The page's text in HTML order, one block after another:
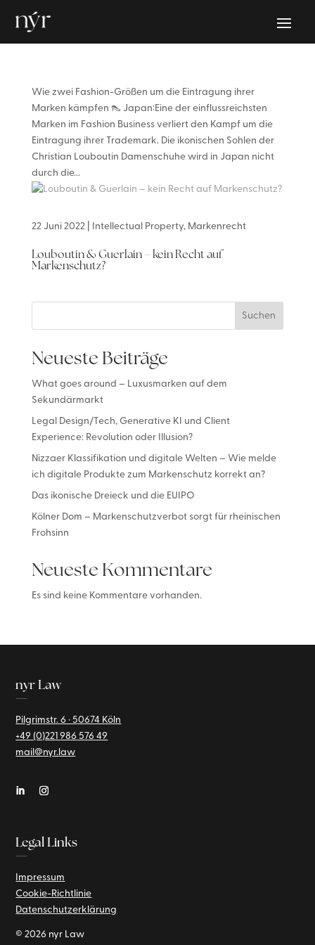
Louboutin & Guerlain – kein Recht auf
Markenschutz?
22 Juni 2022| Intellectual Property, Markenrecht
Wie zwei Fashion-Größen um die Eintragung ihrer
Marken kämpfen 👠 Japan:Eine der einflussreichsten
Marken im Fashion Business verliert den Kampf um die
Eintragung ihrer Trademark. Die ikonischen Sohlen der
Christian Louboutin Damenschuhe wird in Japan nicht
durch die...
Suchen
Neueste Beiträge
What goes around – Luxusmarken auf dem
Sekundärmarkt
Legal Design/Tech, Generative KI und Client
Experience: Revolution oder Illusion?
Nizzaer Klassifikation und digitale Welten – Wie melde
ich digitale Produkte zum Markenschutz korrekt an?
Das ikonische Dreieck und die EUIPO
Kölner Dom – Markenschutzverbot sorgt für rheinischen
Frohsinn
Neueste Kommentare
Es sind keine Kommentare vorhanden.
nyr Law
—
Pilgrimstr. 6 · 50674 Köln
+49 (0)221986 576 49
mail@nyr.law
Legal Links
—
Impressum
Cookie-Richtlinie
Datenschutzerklärung
© 2026 nyr Law